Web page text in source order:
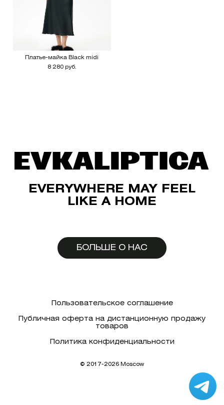
Платье-майка Black midi
8 280 руб.
EVERYWHERE MAY FEEL
LIKE A HOME
БОЛЬШЕ О НАС
Пользовательское соглашение
Публичная оферта на дистанционную продажу
товаров
Политика конфиденциальности
© 2017-2026 Moscow